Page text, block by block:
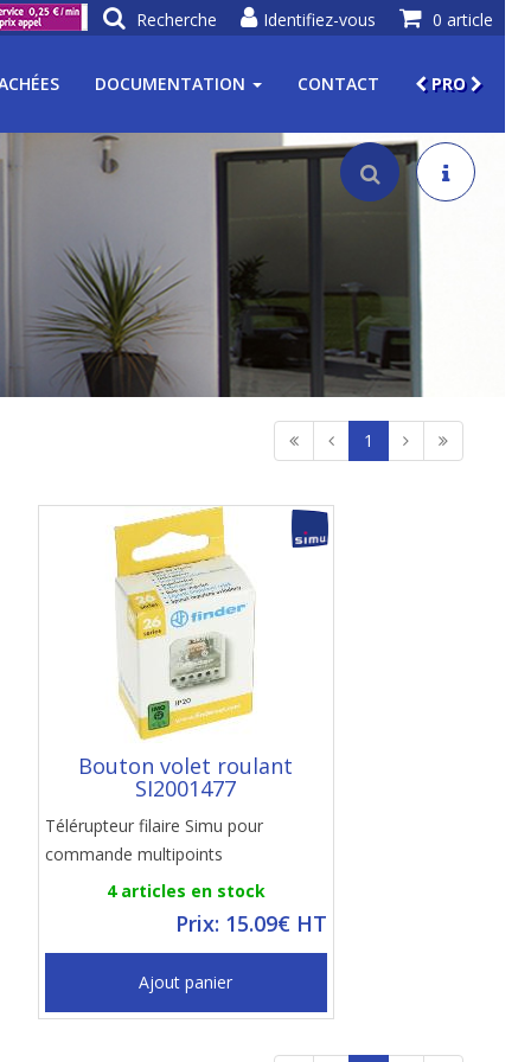
0 article
Identifiez-vous
Recherche
DOCUMENTATION CONTACT PRO
1
Bouton volet roulant
SI2001477
Télérupteur filaire Simu pour
commande multipoints
4 articles en stock
Prix: 15.09€ HT
Ajout panier